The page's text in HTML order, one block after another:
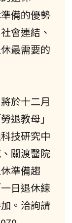
備的優勢
會連結、
最需要的
於十二月
退教母」
技研究中
關渡醫院
準備趨
日退休練
。洽詢請